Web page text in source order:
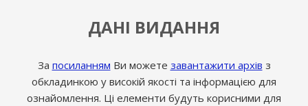
ДАНІ ВИДАННЯ
За посиланням Ви можете завантажити архів з
обкладинкою у високій якості та інформацією для
ознайомлення. Ці елементи будуть корисними для